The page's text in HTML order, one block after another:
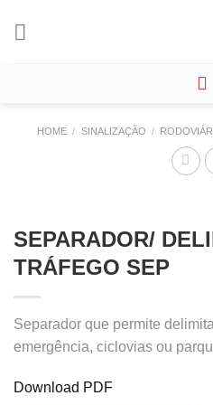
HOME / SINALIZAÇÃO /
SEPARADOR/
TRÁFEGO SEP
Separador que permite
emergência, ciclovias ou
Download PDF